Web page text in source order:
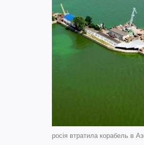
росія втратила корабель в